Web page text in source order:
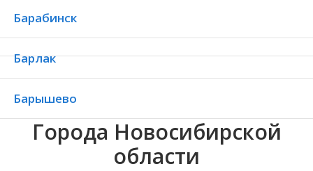
Барабинск
Барлак
Барышево
Безменово
Города Новосибирской
области